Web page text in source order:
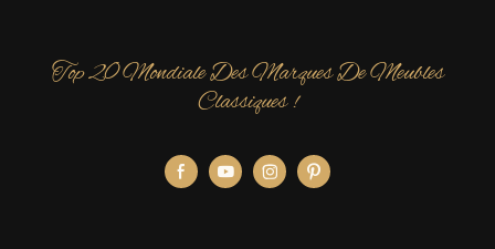
Top 20 Mondiale Des Marques De Meubles
Classiques !